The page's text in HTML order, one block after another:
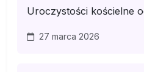
Uroczystości kościelne
27 marca 2026